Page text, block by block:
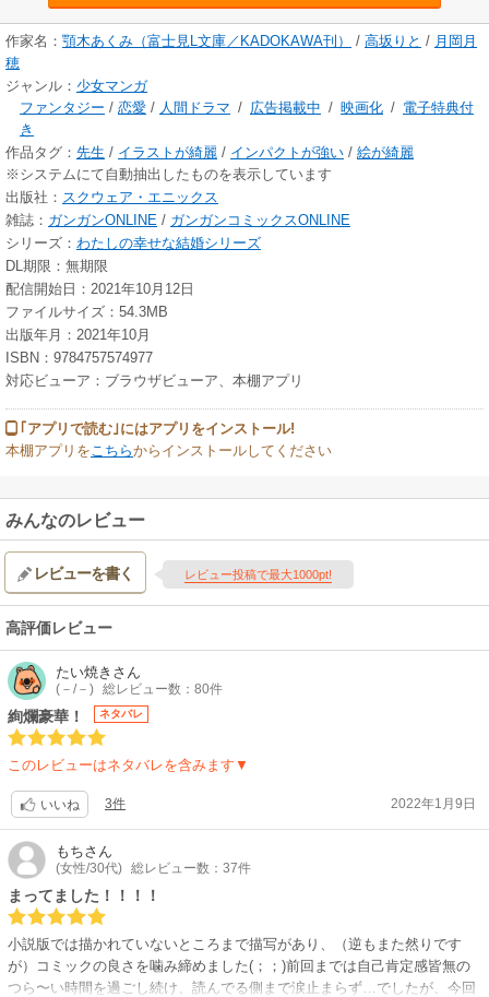
作家名： 顎木あくみ（富士見L文庫／KADOKAWA刊） / 高坂りと / 月岡月
穂
ジャンル： 少女マンガ
ファンタジー / 恋愛 / 人間ドラマ / 広告掲載中 / 映画化 / 電子特典付
き
作品タグ： 先生 / イラストが綺麗 / インパクトが強い / 絵が綺麗
※システムにて自動抽出したものを表示しています
出版社： スクウェア・エニックス
雑誌： ガンガンONLINE / ガンガンコミックスONLINE
シリーズ： わたしの幸せな結婚シリーズ
DL期限：無期限
配信開始日：2021年10月12日
ファイルサイズ：54.3MB
出版年月：2021年10月
ISBN：9784757574977
対応ビューア：ブラウザビューア、本棚アプリ
｢アプリで読む｣にはアプリをインストール!
本棚アプリを こちらからインストールしてください
みんなのレビュー
レビューを書く レビュー投稿で最大1000pt!
高評価レビュー
たい焼き さん
(－/－) 総レビュー数：80件
絢爛豪華！ ネタバレ
このレビューはネタバレを含みます▼
いいね 3件 2022年1月9日
もちさん
(女性/30代) 総レビュー数：37件
まってました！！！！
小説版では描かれていないところまで描写があり、（逆もまた然りです
が）コミックの良さを噛み締めました(；；)前回までは自己肯定感皆無の
つら〜い時間を過ごし続け、読んでる側まで涙止まらず…でしたが、今回